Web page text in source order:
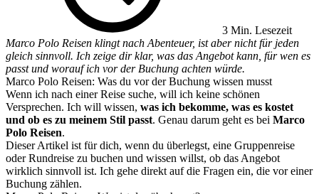
3 Min. Lesezeit
Marco Polo Reisen klingt nach Abenteuer, ist aber nicht für jeden
gleich sinnvoll. Ich zeige dir klar, was das Angebot kann, für wen es
passt und worauf ich vor der Buchung achten würde.
Marco Polo Reisen: Was du vor der Buchung wissen musst
Wenn ich nach einer Reise suche, will ich keine schönen
Versprechen. Ich will wissen, was ich bekomme, was es kostet
und ob es zu meinem Stil passt. Genau darum geht es bei Marco
Polo Reisen.
Dieser Artikel ist für dich, wenn du überlegst, eine Gruppenreise
oder Rundreise zu buchen und wissen willst, ob das Angebot
wirklich sinnvoll ist. Ich gehe direkt auf die Fragen ein, die vor einer
Buchung zählen.